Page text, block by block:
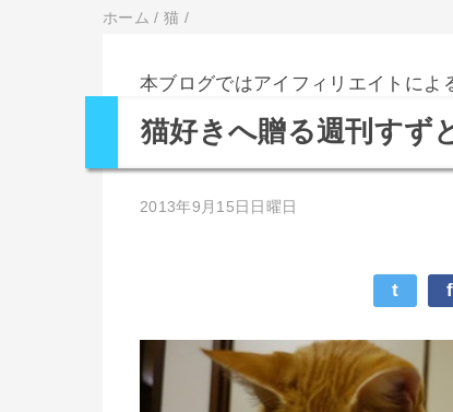
ホーム /猫 /
本ブログではアイフィリエイトによ
猫好きへ贈る週刊すず
2013年9月15日日曜日
t f